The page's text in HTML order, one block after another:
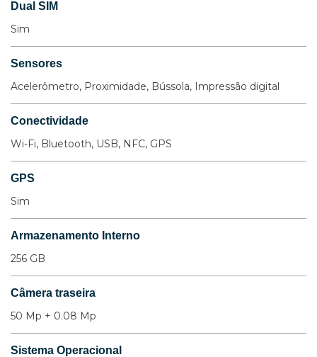
Dual SIM
Sim
Sensores
Acelerômetro, Proximidade, Bússola, Impressão digital
Conectividade
Wi-Fi, Bluetooth, USB, NFC, GPS
GPS
Sim
Armazenamento Interno
256 GB
Câmera traseira
50 Mp + 0.08 Mp
Sistema Operacional